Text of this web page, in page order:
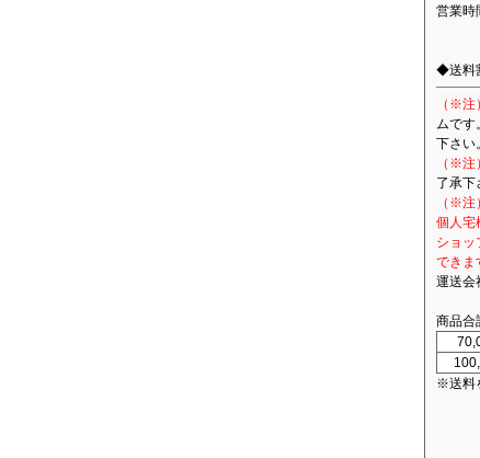
営業時
◆送料
（※注）
ムで
下さい。
（※注）
了承下
（※注
個人宅
ショッ
できま
運送会
商品合
※送料